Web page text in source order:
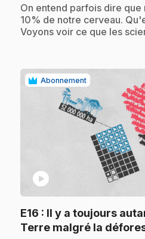
.On entend parfois dire que
10% de notre cerveau.
Voyons voir ce que les
Abonnement
play_circle
E16 : Il y a toujours
Terre malgré la